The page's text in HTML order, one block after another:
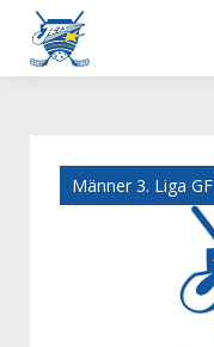
Männer 3. Liga GF